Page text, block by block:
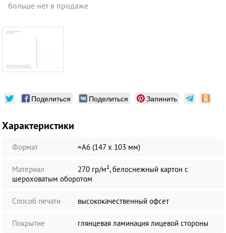
больше нет в продаже
Поделиться Поделиться Запинить
Характеристики
Формат ≈А6 (147 х 103 мм)
Материал
270 гр/м², белоснежный картон с
шероховатым оборотом
Способ печати высококачественный офсет
Покрытие глянцевая ламинация лицевой стороны